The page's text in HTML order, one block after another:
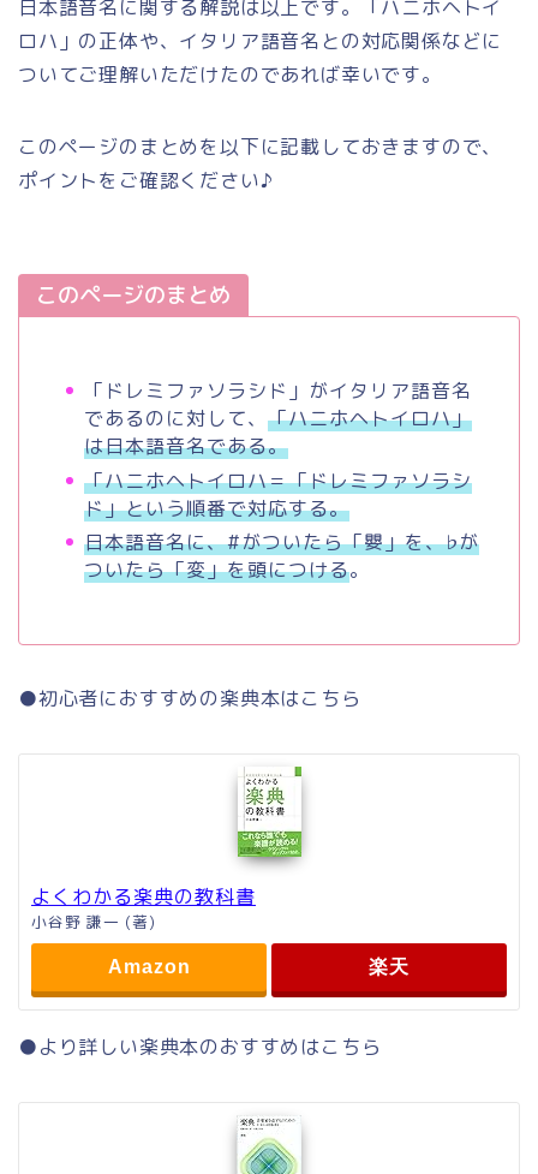
日本語音名に関する解説は以上です。「ハニホヘトイ
ロハ」の正体や、イタリア語音名との対応関係などに
ついてご理解いただけたのであれば幸いです。
このページのまとめを以下に記載しておきますので、
ポイントをご確認ください♪
このページのまとめ
「ドレミファソラシド」がイタリア語音名
であるのに対して、 「ハニホヘトイロハ」
は日本語音名である。
「ハニホヘトイロハ＝「ドレミファソラシ
ド」という順番で対応する。
日本語音名に、#がついたら「嬰」を、♭が
ついたら「変」を頭につける。
●初心者におすすめの楽典本はこちら
よくわかる楽典の教科書
小谷野 謙一 (著)
Amazon 楽天
●より詳しい楽典本のおすすめはこちら